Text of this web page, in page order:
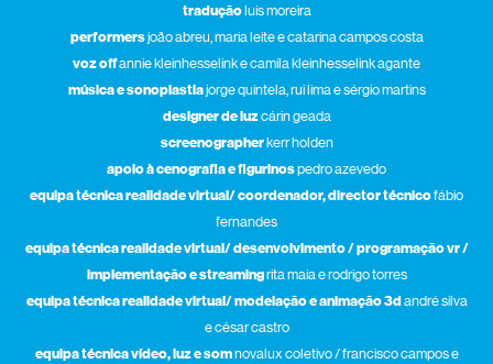
traduçãoluís moreira
performersjoão abreu, maria leite e catarina campos costa
voz offannie kleinhesselink e camila kleinhesselink agante
música e sonoplastiajorge quintela, rui lima e sérgio martins
designer de luzcárin geada
screenographerkerr holden
apoio à cenografia e figurinospedro azevedo
equipa técnica realidade virtual/ coordenador, director técnicofábio
fernandes
equipa técnica realidade virtual/ desenvolvimento / programação vr /
implementação e streamingrita maia e rodrigo torres
equipa técnica realidade virtual/ modelação e animação 3dandré silva
e césar castro
equipa técnica vídeo, luz e somnovalux coletivo / francisco campos e